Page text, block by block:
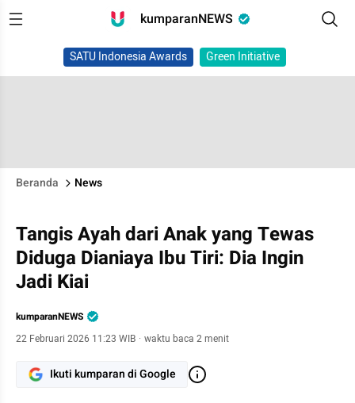
kumparanNEWS
SATU Indonesia Awards Green Initiative
Beranda News
Tangis Ayah dari Anak yang Tewas
Diduga Dianiaya Ibu Tiri: Dia Ingin
Jadi Kiai
kumparanNEWS
22 Februari 2026 11:23 WIB · waktu baca 2 menit
Ikuti kumparan di Google